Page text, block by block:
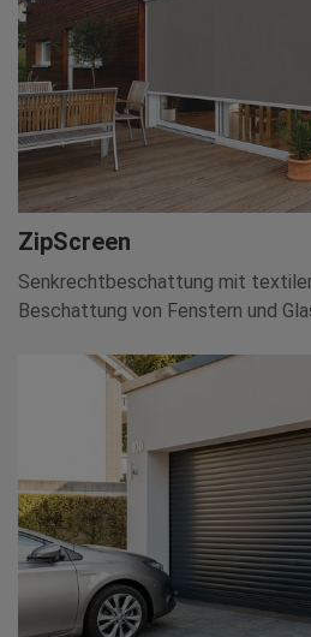
ZipScreen
Senkrechtbeschattung mit
Beschattung von Fenstern und